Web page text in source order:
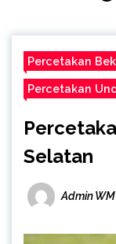
Percetakan
Percetakan
Selatan
Admin WM